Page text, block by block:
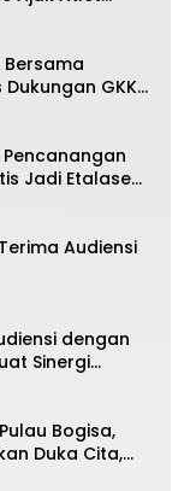
GKK
Jadi Etalase
Audiensi
dengan
Sinergi
Karawo
Bogisa,
Duka Cita,